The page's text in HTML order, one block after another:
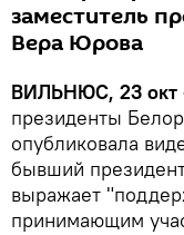
заместитель
Вера Юрова
ВИЛЬНЮС, 23 окт
президенты
опубликовала
бывший
выражает
принимающим